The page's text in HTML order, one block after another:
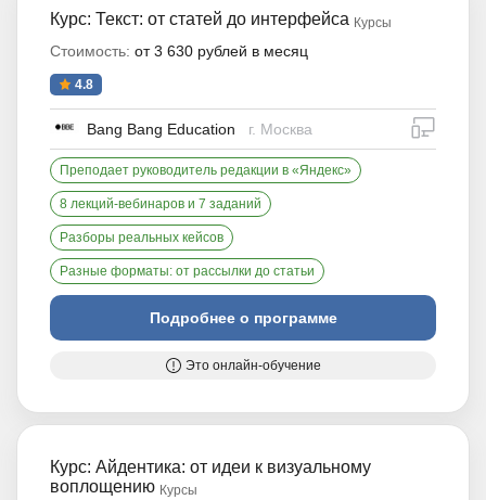
Курс: Текст: от статей до интерфейса Курсы
Стоимость: от 3 630 рублей в месяц
4.8
Bang Bang Education г. Москва
Преподает руководитель редакции в «Яндекс»
8 лекций-вебинаров и 7 заданий
Разборы реальных кейсов
Разные форматы: от рассылки до статьи
Подробнее о программе
Это онлайн-обучение
Курс: Айдентика: от идеи к визуальному
воплощению Курсы